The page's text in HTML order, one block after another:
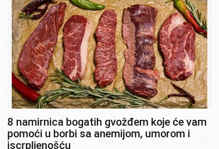
8 namirnica bogatih gvožđem koje će vam
pomoći u borbi sa anemijom, umorom i
iscrpljenošću